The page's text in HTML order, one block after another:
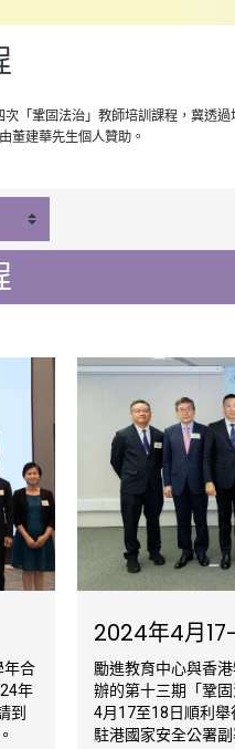
「鞏固法治」教師培訓課程，冀透
董建華先生個人贊助。
年合
年
到
2024年4月
勵進教育中心與香
辦的第十三期「鞏
4月17至18日順利舉
駐港國家安全公署